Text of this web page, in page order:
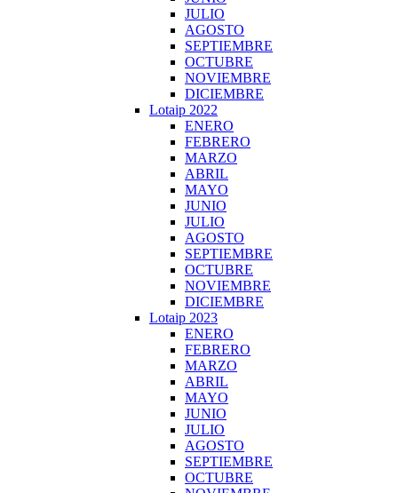
JULIO
AGOSTO
SEPTIEMBRE
OCTUBRE
NOVIEMBRE
DICIEMBRE
Lotaip 2022
ENERO
FEBRERO
MARZO
ABRIL
MAYO
JUNIO
JULIO
AGOSTO
SEPTIEMBRE
OCTUBRE
NOVIEMBRE
DICIEMBRE
Lotaip 2023
ENERO
FEBRERO
MARZO
ABRIL
MAYO
JUNIO
JULIO
AGOSTO
SEPTIEMBRE
OCTUBRE